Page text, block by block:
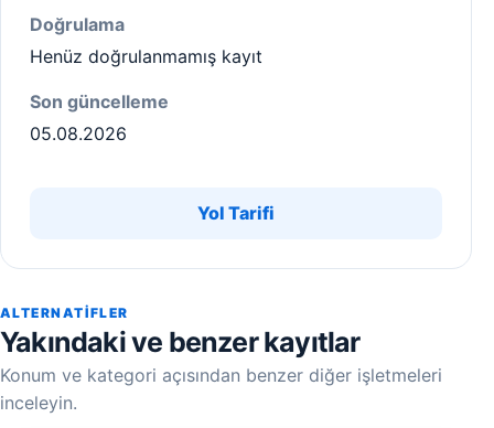
Doğrulama
Henüz doğrulanmamış kayıt
Son güncelleme
05.08.2026
Yol Tarifi
ALTERNATIFLER
Yakındaki ve benzer kayıtlar
Konum ve kategori açısından benzer diğer işletmeleri
inceleyin.